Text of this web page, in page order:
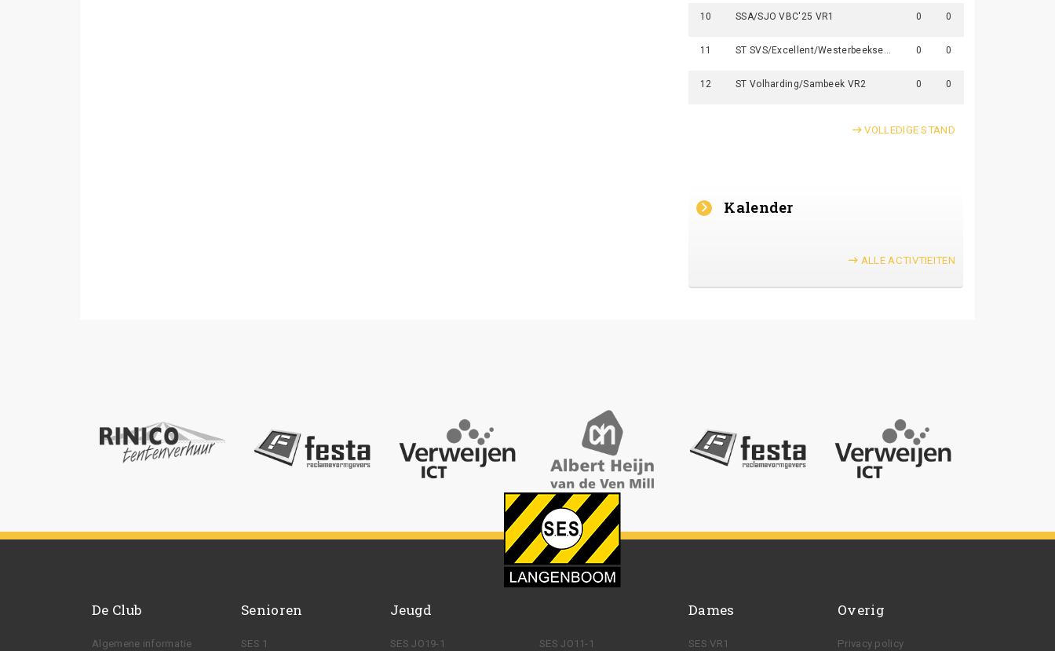
10 SSA/SJO VBC'25 VR1 0 0
11 ST SVS/Excellent/Westerbeekse Boys VR1 0 0
12 ST Volharding/Sambeek VR2 0 0
VOLLEDIGE STAND
Kalender
ALLE ACTIVTIEITEN
De Club
Algemene informatie
Senioren
SES 1
Jeugd
SES JO19-1 SES JO11-1
Dames
SES VR1
Overig
Privacy policy